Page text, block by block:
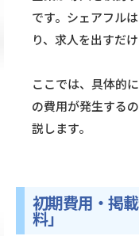
です。シェアフル
り、求人を出すだ
ここでは、具体的
の費用が発生する
説します。
初期費用・掲
料」